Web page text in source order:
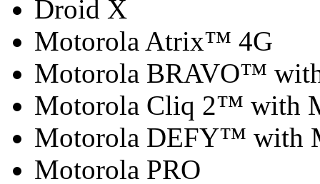
Droid X
Motorola Atrix™ 4G
Motorola BRAVO™
Motorola Cliq 2™ with
Motorola DEFY™ with
Motorola PRO